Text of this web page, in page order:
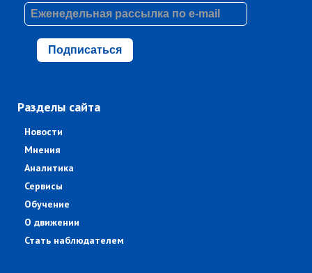
Подписаться
Разделы сайта
Новости
Мнения
Аналитика
Сервисы
Обучение
О движении
Стать наблюдателем